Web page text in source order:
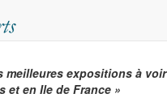
meilleures expositions à voir
et en Ile de France »